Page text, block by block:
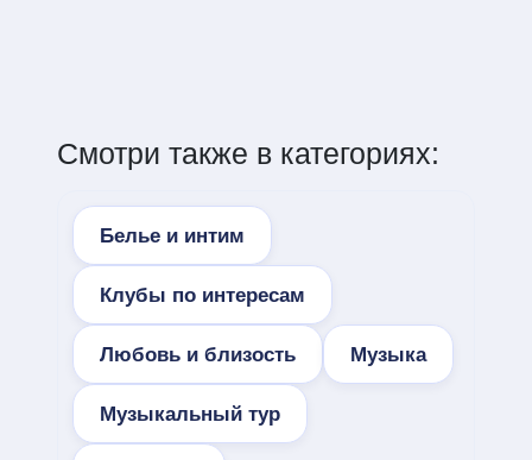
Смотри также в категориях:
Белье и интим
Клубы по интересам
Любовь и близость Музыка
Музыкальный тур